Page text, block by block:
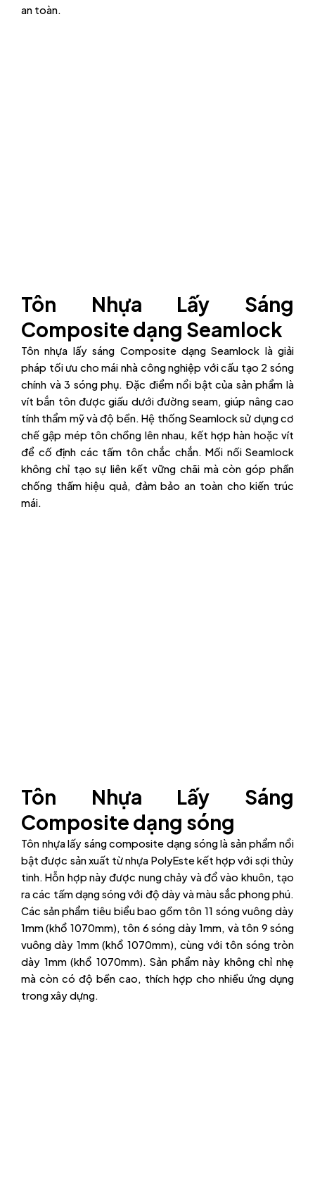
an toàn.
Tôn Nhựa Lấy Sáng
Composite dạng Seamlock
Tôn nhựa lấy sáng Composite dạng Seamlock là giải
pháp tối ưu cho mái nhà công nghiệp với cấu tạo 2 sóng
chính và 3 sóng phụ. Đặc điểm nổi bật của sản phẩm là
vít bắn tôn được giấu dưới đường seam, giúp nâng cao
tính thẩm mỹ và độ bền. Hệ thống Seamlock sử dụng cơ
chế gập mép tôn chồng lên nhau, kết hợp hàn hoặc vít
để cố định các tấm tôn chắc chắn. Mối nối Seamlock
không chỉ tạo sự liên kết vững chãi mà còn góp phần
chống thấm hiệu quả, đảm bảo an toàn cho kiến trúc
mái.
Tôn Nhựa Lấy Sáng
Composite dạng sóng
Tôn nhựa lấy sáng composite dạng sóng là sản phẩm nổi
bật được sản xuất từ nhựa PolyEste kết hợp với sợi thủy
tinh. Hỗn hợp này được nung chảy và đổ vào khuôn, tạo
ra các tấm dạng sóng với độ dày và màu sắc phong phú.
Các sản phẩm tiêu biểu bao gồm tôn 11 sóng vuông dày
1mm (khổ 1070mm), tôn 6 sóng dày 1mm, và tôn 9 sóng
vuông dày 1mm (khổ 1070mm), cùng với tôn sóng tròn
dày 1mm (khổ 1070mm). Sản phẩm này không chỉ nhẹ
mà còn có độ bền cao, thích hợp cho nhiều ứng dụng
trong xây dựng.